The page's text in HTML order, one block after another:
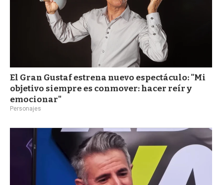
El Gran Gustaf estrena nuevo espectáculo: "Mi
objetivo siempre es conmover: hacer reír y
emocionar"
Personajes